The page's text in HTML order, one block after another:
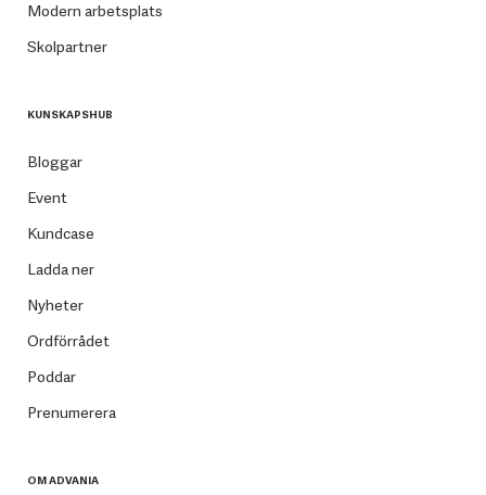
Modern arbetsplats
Skolpartner
KUNSKAPSHUB
Bloggar
Event
Kundcase
Ladda ner
Nyheter
Ordförrådet
Poddar
Prenumerera
OM ADVANIA